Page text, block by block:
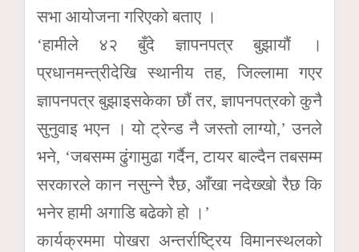
सभा आयोजना गरिएको बताए ।
‘हामीले ४२ बुँदे ज्ञापनपत्र बुझायौं ।
प्रधानमन्त्रीदेखि स्थानीय तह, जिल्लामा गएर
ज्ञापनपत्र बुझाइसकेका छौं तर, ज्ञापनपत्रको कुनै
सुनुवाइ भएन । यो ट्रेन्ड नै जस्तो लाग्यो,’ उनले
भने, ‘जबसम्म ढुंगामुढा गर्दैन, टायर बाल्दैन तबसम्म
सरकारले कान नसुन्ने रैछ, आँखा नदेख्खो रैछ कि
भनेर हामी अगाडि बढेको हो ।’
कार्यक्रममा पोखरा अन्तर्राष्ट्रिय विमानस्थलको